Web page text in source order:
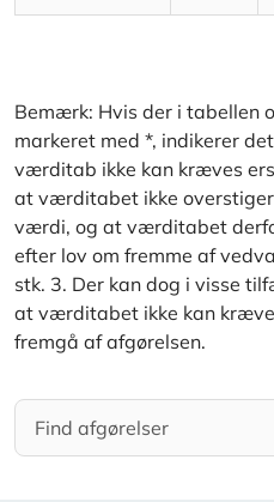
Bemærk: Hvis der i tabellen
markeret med *, indikerer
værditab ikke kan kræves
at værditabet ikke
værdi, og at værditabet
efter lov om fremme af
stk. 3. Der kan dog i visse
at værditabet ikke kan
fremgå af afgørelsen.